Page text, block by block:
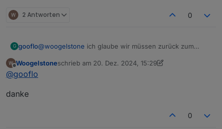
2 Antworten 0
G gooflo@woogelstone ich glaube wir müssen zurück zum
welche Hardware hast Du außer Powerstream und D2M
konfiguriert, wenn dort der korrekte Verbrauch ermittelt
Offline
Woogelstoneschrieb am 20. Dez. 2024, 15:29
zuletzt editiert von Woogelstone
@gooflo
danke
0